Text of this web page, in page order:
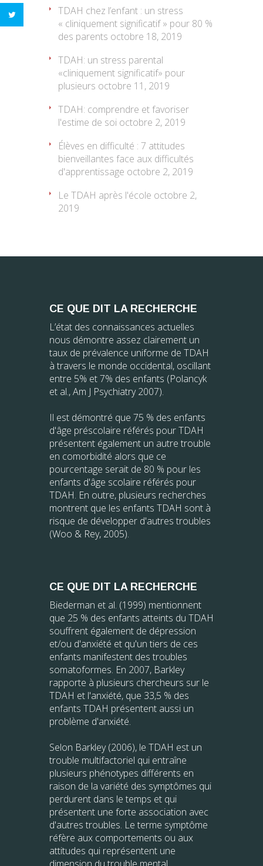
TDAH chez l’enfant : un stress
« cliniquement significatif » pour 80 %
des parents octobre 18, 2019
TDAH: un stress parental
«cliniquement significatif» pour
plusieurs octobre 11, 2019
TDAH: comprendre et favoriser
l'estime de soi octobre 2, 2019
Élèves en difficulté : 7 attitudes
bienveillantes face aux difficultés
d'apprentissage octobre 2, 2019
Le TDAH après l'école octobre 2,
2019
CE QUE DIT LA RECHERCHE
L’état des connaissances actuelles
nous démontre assez clairement un
taux de prévalence uniforme de TDAH
à travers le monde occidental, oscillant
entre 5% et 7% des enfants (Polancyk
et al., Am J Psychiatry 2007).
Il est démontré que 75 % des enfants
d'âge préscolaire référés pour TDAH
présentent également un autre trouble
en comorbidité alors que ce
pourcentage serait de 80 % pour les
enfants d'âge scolaire référés pour
TDAH. En outre, plusieurs recherches
montrent que les enfants TDAH sont à
risque de développer d'autres troubles
(Woo & Rey, 2005).
CE QUE DIT LA RECHERCHE
Biederman et al. (1999) mentionnent
que 25 % des enfants atteints du TDAH
souffrent également de dépression
et/ou d'anxiété et qu'un tiers de ces
enfants manifestent des troubles
somatoformes. En 2007, Barkley
rapporte à plusieurs chercheurs sur le
TDAH et l'anxiété, que 33,5 % des
enfants TDAH présentent aussi un
problème d'anxiété.
Selon Barkley (2006), le TDAH est un
trouble multifactoriel qui entraîne
plusieurs phénotypes différents en
raison de la variété des symptômes qui
perdurent dans le temps et qui
présentent une forte association avec
d'autres troubles. Le terme symptôme
réfère aux comportements ou aux
attitudes qui représentent une